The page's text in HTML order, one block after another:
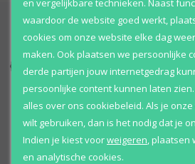
Kortingen tot wel 70%
en vergelijkbare technieken. Naast
waardoor de website goed werkt,
cookies om onze website elke dag
maken. Ook plaatsen we persoonlijke
derde partijen jouw internetgedrag
persoonlijke content kunnen laten zien.
alles over ons cookiebeleid. Als je
wilt gebruiken, dan is het nodig dat je
Indien je kiest voorweigeren,plaatsen
en analytische cookies.